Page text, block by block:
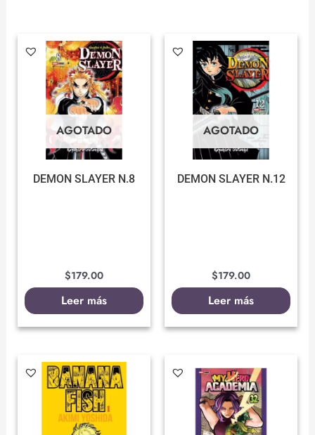
AGOTADO
DEMON SLAYER N.8
$179.00
Leer más
AGOTADO
DEMON SLAYER N.12
$179.00
Leer más